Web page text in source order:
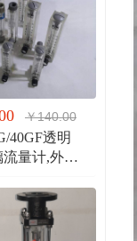
￥140.00
40GF透明
量计,外螺